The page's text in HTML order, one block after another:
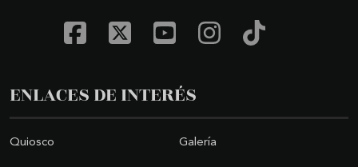
ENLACES DE INTERÉS
Quiosco Galería